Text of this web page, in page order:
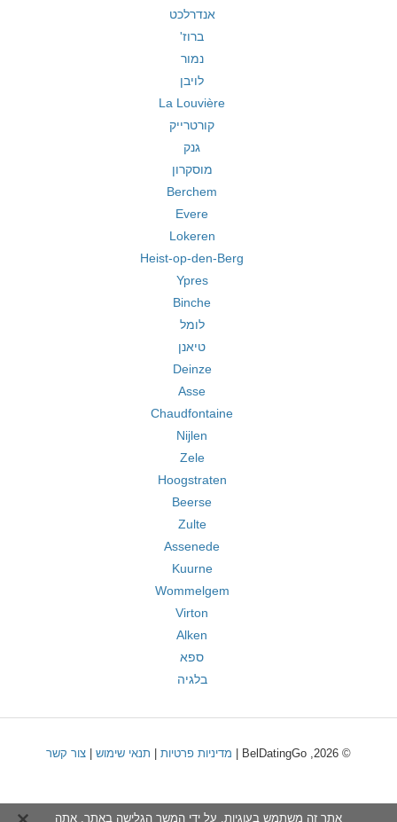
אנדרלכט
ברוז'
נמור
לויבן
La Louvière
קורטרייק
גנק
מוסקרון
Berchem
Evere
Lokeren
Heist-op-den-Berg
Ypres
Binche
לומל
טיאנן
Deinze
Asse
Chaudfontaine
Nijlen
Zele
Hoogstraten
Beerse
Zulte
Assenede
Kuurne
Wommelgem
Virton
Alken
ספא
בלגיה
© 2026, BelDatingGo | מדיניות פרטיות תנאי שימוש צור קשר
אתר זה משתמש בעוגיות. על ידי המשך הגלישה באתר, אתה